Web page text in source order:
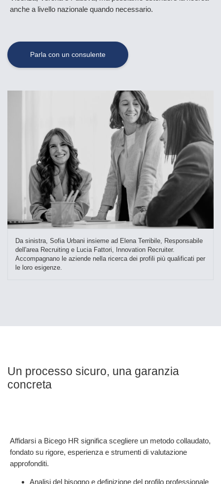
anche a livello nazionale quando necessario.
Parla con un consulente
Da sinistra, Sofia Urbani insieme ad Elena Terribile, Responsabile
dell'area Recruiting e Lucia Fattori, Innovation Recruiter.
Accompagnano le aziende nella ricerca dei profili più qualificati per
le loro esigenze.
Un processo sicuro, una garanzia
concreta
Affidarsi a Bicego HR significa scegliere un metodo collaudato,
fondato su rigore, esperienza e strumenti di valutazione
approfonditi.
Analisi del bisogno e definizione del profilo professionale